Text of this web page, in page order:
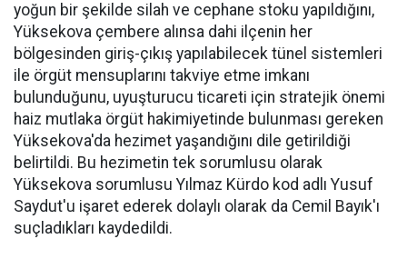
yoğun bir şekilde silah ve cephane stoku yapıldığını,
Yüksekova çembere alınsa dahi ilçenin her
bölgesinden giriş-çıkış yapılabilecek tünel sistemleri
ile örgüt mensuplarını takviye etme imkanı
bulunduğunu, uyuşturucu ticareti için stratejik önemi
haiz mutlaka örgüt hakimiyetinde bulunması gereken
Yüksekova'da hezimet yaşandığını dile getirildiği
belirtildi. Bu hezimetin tek sorumlusu olarak
Yüksekova sorumlusu Yılmaz Kürdo kod adlı Yusuf
Saydut'u işaret ederek dolaylı olarak da Cemil Bayık'ı
suçladıkları kaydedildi.